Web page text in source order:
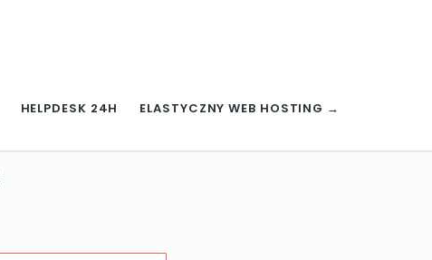
HELPDESK 24H ELASTYCZNY WEB HOSTING →